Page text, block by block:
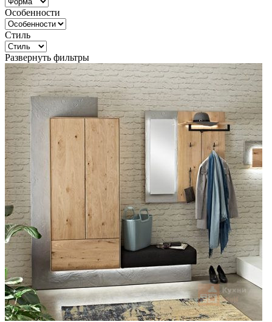
Особенности
Стиль
Развернуть фильтры